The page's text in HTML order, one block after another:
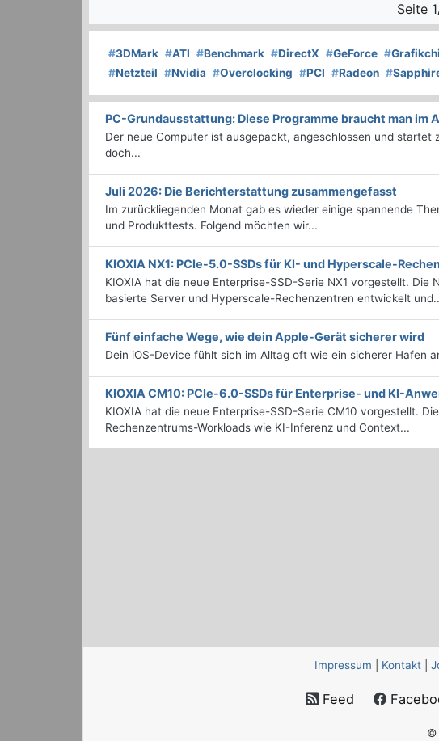
Seite
#3DMark #ATI #Benchmark #DirectX #GeForce #
#Netzteil #Nvidia #Overclocking #PCI #Radeon #
PC-Grundausstattung: Diese Programme braucht man im
Der neue Computer ist ausgepackt, angeschlossen und
doch...
Juli 2026: Die Bericht­erstattung zusammengefasst
Im zurückliegenden Monat gab es wieder einige spannende
und Produkttests. Folgend möchten wir...
KIOXIA NX1: PCIe-5.0-SSDs für KI- und Hyperscale-
KIOXIA hat die neue Enterprise-SSD-Serie NX1 vorgestellt. Die
basierte Server und Hyperscale-Rechenzentren entwickelt
Fünf einfache Wege, wie dein Apple-Gerät sicherer wird
Dein iOS-Device fühlt sich im Alltag oft wie ein sicherer Hafen
KIOXIA CM10: PCIe-6.0-SSDs für Enterprise- und KI-
KIOXIA hat die neue Enterprise-SSD-Serie CM10 vorgestellt.
Rechenzentrums-Workloads wie KI-Inferenz und Context...
Impressum Kontakt
Feed
©